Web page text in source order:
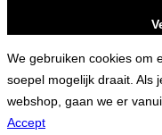
We gebruiken cookies om
soepel mogelijk draait. Als
webshop, gaan we er
Accept